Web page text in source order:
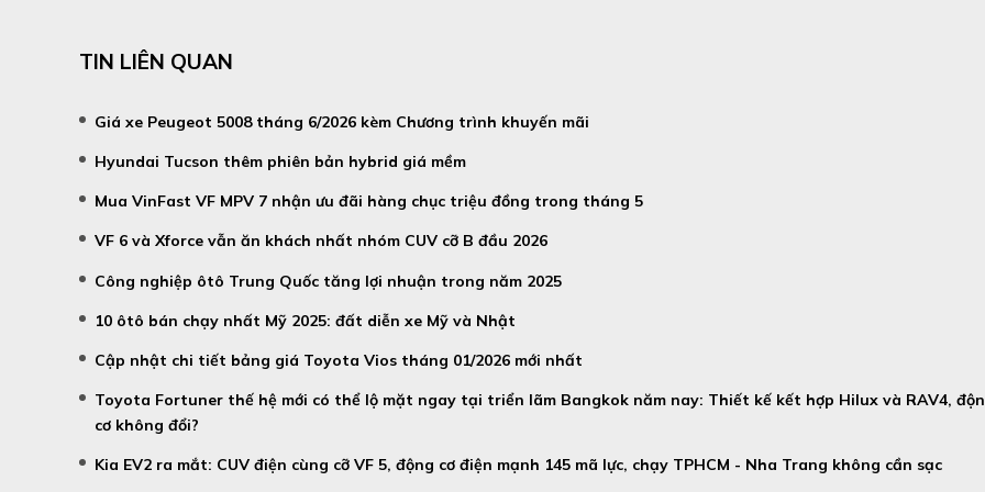
TIN LIÊN QUAN
Giá xe Peugeot 5008 tháng 6/2026 kèm Chương trình khuyến mãi
Hyundai Tucson thêm phiên bản hybrid giá mềm
Mua VinFast VF MPV 7 nhận ưu đãi hàng chục triệu đồng trong tháng 5
VF 6 và Xforce vẫn ăn khách nhất nhóm CUV cỡ B đầu 2026
Công nghiệp ôtô Trung Quốc tăng lợi nhuận trong năm 2025
10 ôtô bán chạy nhất Mỹ 2025: đất diễn xe Mỹ và Nhật
Cập nhật chi tiết bảng giá Toyota Vios tháng 01/2026 mới nhất
Toyota Fortuner thế hệ mới có thể lộ mặt ngay tại triển lãm Bangkok năm nay: Thiết kế kết hợp Hilux và RAV4,
cơ không đổi?
Kia EV2 ra mắt: CUV điện cùng cỡ VF 5, động cơ điện mạnh 145 mã lực, chạy TPHCM - Nha Trang không cần sạc